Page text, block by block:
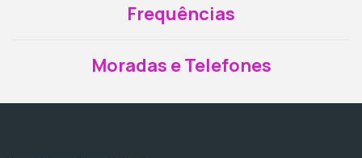
Frequências
Moradas e Telefones